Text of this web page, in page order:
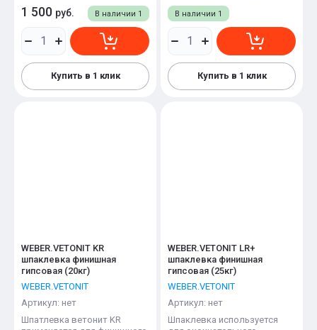
В наличии 1
1 500 руб.
Купить в 1 клик
В наличии 1
Купить в 1 клик
WEBER.VETONIT KR
шпаклевка финишная
гипсовая (20кг)
WEBER.VETONIT
Артикул: нет
Шпатлевка ветонит KR
WEBER.VETONIT LR+
шпаклевка финишная
гипсовая (25кг)
WEBER.VETONIT
Артикул: нет
Шпаклевка используется